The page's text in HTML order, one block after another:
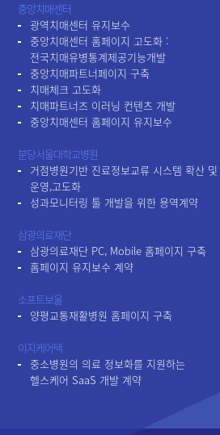
중앙치매센터
광역치매센터 유지보수
중앙치매센터 홈페이지 고도화 :
전국치매유병통계제공기능개발
중앙치매파트너페이지 구축
치매체크 고도화
치매파트너즈 이러닝 컨텐츠 개발
중앙치매센터 홈페이지 유지보수
분당서울대학교병원
거점병원기반 진료정보교류 시스템 확산 및
운영,고도화
성과모니터링 툴 개발을 위한 용역계약
삼광의료재단
삼광의료재단 PC, Mobile 홈페이지 구축
홈페이지 유지보수 계약
소프트보울
양평교통재활병원 홈페이지 구축
이지케어텍
중소병원의 의료 정보화를 지원하는
헬스케어 SaaS 개발 계약